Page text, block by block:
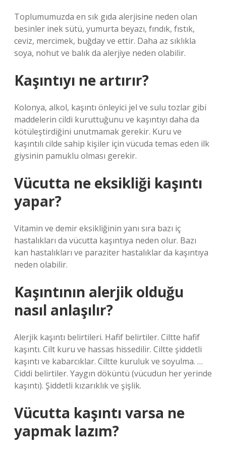
Toplumumuzda en sık gıda alerjisine neden olan
besinler inek sütü, yumurta beyazı, fındık, fıstık,
ceviz, mercimek, buğday ve ettir. Daha az sıklıkla
soya, nohut ve balık da alerjiye neden olabilir.
Kaşıntıyı ne artırır?
Kolonya, alkol, kaşıntı önleyici jel ve sulu tozlar gibi
maddelerin cildi kuruttuğunu ve kaşıntıyı daha da
kötüleştirdiğini unutmamak gerekir. Kuru ve
kaşıntılı cilde sahip kişiler için vücuda temas eden ilk
giysinin pamuklu olması gerekir.
Vücutta ne eksikliği kaşıntı
yapar?
Vitamin ve demir eksikliğinin yanı sıra bazı iç
hastalıkları da vücutta kaşıntıya neden olur. Bazı
kan hastalıkları ve paraziter hastalıklar da kaşıntıya
neden olabilir.
Kaşıntının alerjik olduğu
nasıl anlaşılır?
Alerjik kaşıntı belirtileri. Hafif belirtiler. Ciltte hafif
kaşıntı. Cilt kuru ve hassas hissedilir. Ciltte şiddetli
kaşıntı ve kabarcıklar. Ciltte kuruluk ve soyulma. …
Ciddi belirtiler. Yaygın döküntü (vücudun her yerinde
kaşıntı). Şiddetli kızarıklık ve şişlik.
Vücutta kaşıntı varsa ne
yapmak lazım?